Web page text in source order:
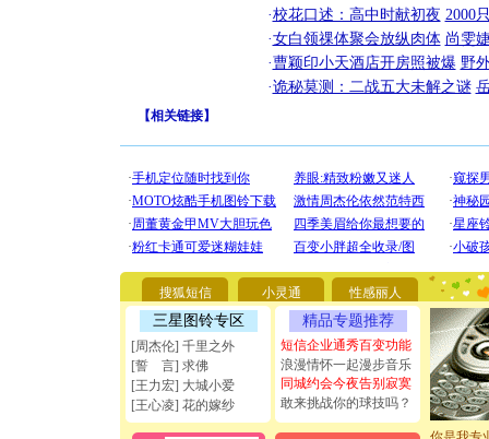
·校花口述：高中时献初夜 2000
·女白领祼体聚会放纵肉体 尚雯
·曹颖印小天酒店开房照被爆 野
·诡秘莫测：二战五大未解之谜
【相关链接】
搜狐短信 小灵通 性感丽人
三星图铃专区
[周杰伦] 千里之外
[誓 言] 求佛
[王力宏] 大城小爱
[王心凌] 花的嫁纱
精品专题推荐
短信企业通秀百变功能
浪漫情怀一起漫步音乐
同城约会今夜告别寂寞
敢来挑战你的球技吗？
[圣诞节]
要平安！
[圣诞节]
能正大光
天都要快
[圣诞节]
如意,快
[元旦]看
断电。爱
你是我专